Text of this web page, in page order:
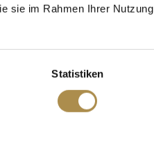
sie im Rahmen Ihrer Nutzung
Statistiken